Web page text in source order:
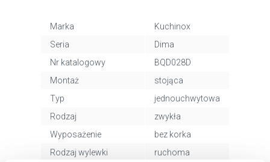
Marka
Kuchinox
Seria
Dima
Nr katalogowy
BQD028D
Montaż
stojąca
Typ
jednouchwytowa
Rodzaj
zwykła
Wyposażenie
bez korka
Rodzaj wylewki
ruchoma